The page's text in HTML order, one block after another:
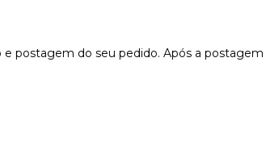
postagem do seu pedido. Após a